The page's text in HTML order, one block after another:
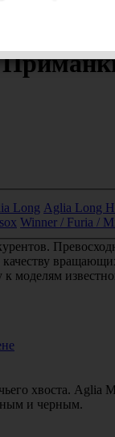
Long Aglia Long
Winner / Furia /
моделям
хвоста. Aglia
и черным.